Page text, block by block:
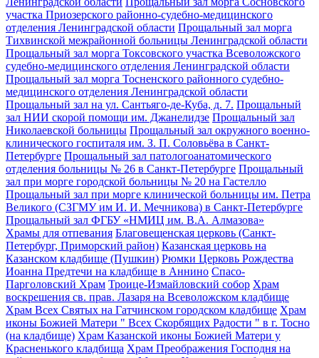
участка Приозерского районно-судебно-медицинского
отделения Ленинградской области Прощальный зал морга
Тихвинской межрайонной больницы Ленинградской области
Прощальный зал морга Токсовского участка Всеволожского
судебно-медицинского отделения Ленинградской области
Прощальный зал морга Тосненского районного судебно-
медицинского отделения Ленинградской области
Прощальный зал на ул. Сантьяго-де-Куба, д. 7. Прощальный
зал НИИ скорой помощи им. Джанелидзе Прощальный зал
Николаевской больницы Прощальный зал окружного военно-
клинического госпиталя им. З. П. Соловьёва в Санкт-
Петербурге Прощальный зал патологоанатомического
отделения больницы № 26 в Санкт-Петербурге Прощальный
зал при морге городской больницы № 20 на Гастелло
Прощальный зал при морге клинической больницы им. Петра
Великого (СЗГМУ им И. И. Мечникова) в Санкт-Петербурге
Прощальный зал ФГБУ «НМИЦ им. В.А. Алмазова»
Храмы для отпевания Благовещенская церковь (Санкт-
Петербург, Приморский район) Казанская церковь на
Казанском кладбище (Пушкин) Рюмки Церковь Рождества
Иоанна Предтечи на кладбище в Аннино Спасо-
Парголовский Храм Троице-Измайловский собор Храм
воскрешения св. прав. Лазаря на Всеволожском кладбище
Храм Всех Святых на Гатчинском городском кладбище Храм
иконы Божией Матери " Всех Скорбящих Радости " в г. Тосно
(на кладбище) Храм Казанской иконы Божией Матери у
Красненького кладбища Храм Преображения Господня на